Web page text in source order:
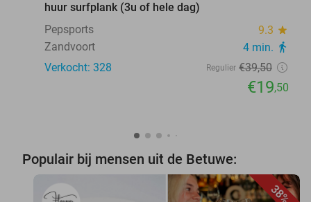
huur surfplank (3u of hele dag)
Pepsports
9.3 star
Zandvoort 4 min. directions_walk
Verkocht: 328 Regulier €39,50
€19,50
Populair bij mensen uit de Betuwe:
38%